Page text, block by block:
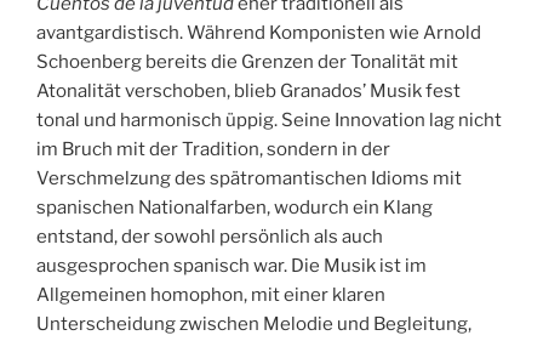
avantgardistisch. Während Komponisten wie Arnold
Schoenberg bereits die Grenzen der Tonalität mit
Atonalität verschoben, blieb Granados’ Musik fest
tonal und harmonisch üppig. Seine Innovation lag nicht
im Bruch mit der Tradition, sondern in der
Verschmelzung des spätromantischen Idioms mit
spanischen Nationalfarben, wodurch ein Klang
entstand, der sowohl persönlich als auch
ausgesprochen spanisch war. Die Musik ist im
Allgemeinen homophon, mit einer klaren
Unterscheidung zwischen Melodie und Begleitung,